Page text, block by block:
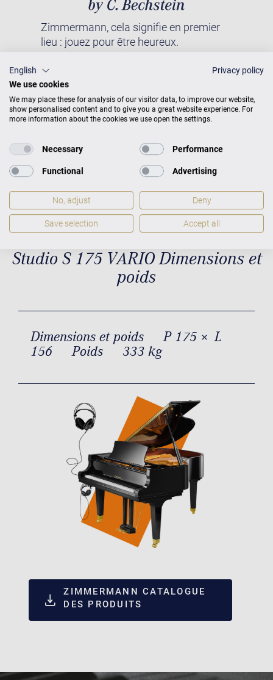
Zimmermann, cela signifie en premier
lieu : jouez pour être heureux.
merveilleux, et ce à un prix vraiment
équitable. C’est la raison pour laquelle
tous nos pianos et pianos à queue sont
conçus, fabriqués et également
s’entend. Ce n’est qu’ainsi que nous
nous rapprochons de notre mission :
nous voulons que chacun et chacune
ait la possibilité de jouer sur un piano
acoustique de qualité.
Studio S 175 VARIO Dimensions et
poids
Dimensions et poids
P 175 × L
156
Poids 333 kg
ZIMMERMANN CATALOGUE
DES PRODUITS
English
Privacy policy
We use cookies
We may place these for analysis of our visitor data, to improve our website,
show personalised content and to give you a great website experience. For
more information about the cookies we use open the settings.
Necessary Performance
Functional Advertising
No, adjust Deny
Save selection Accept all